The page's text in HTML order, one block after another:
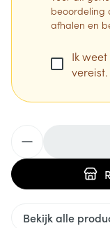
beoordeling
afhalen en
Ik
vereist.
Bekijk alle